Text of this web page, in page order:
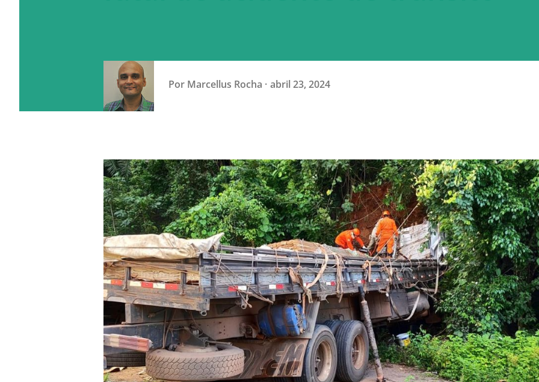
Por Marcellus Rocha abril 23, 2024